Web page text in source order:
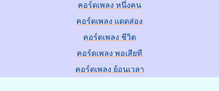
คอร์ดเพลง หนึ่งคน
คอร์ดเพลง แดดส่อง
คอร์ดเพลง ชีวิต
คอร์ดเพลง พอเสียที
คอร์ดเพลง ย้อนเวลา